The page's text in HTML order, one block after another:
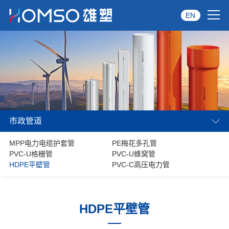
关于雄塑
产品中心
品牌服务
投资者关系
EN
市政管道
MPP电力电缆护套管
PE梅花多孔管
PVC-U格栅管
PVC-U蜂窝管
HDPE平壁管
PVC-C高压电力管
HDPE平壁管